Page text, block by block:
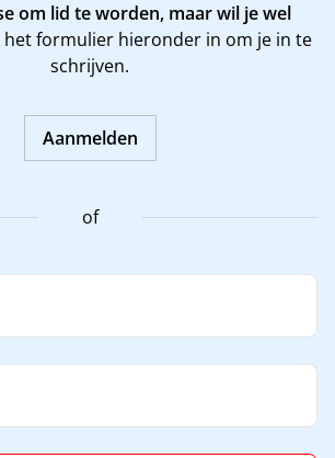
om lid te worden, maar wil je wel
formulier hieronder in om je in te
schrijven.
Aanmelden
of